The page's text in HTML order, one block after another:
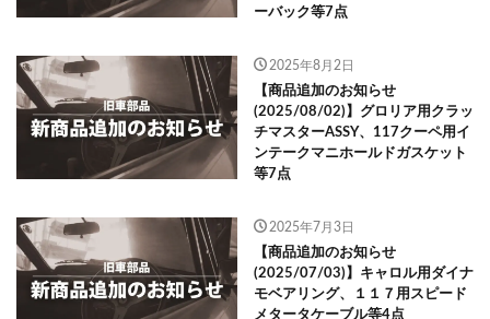
ーバック等7点
2025年8月2日
【商品追加のお知らせ
(2025/08/02)】グロリア用クラッ
チマスターASSY、117クーペ用イ
ンテークマニホールドガスケット
等7点
2025年7月3日
【商品追加のお知らせ
(2025/07/03)】キャロル用ダイナ
モベアリング、１１７用スピード
メタータケーブル等4点